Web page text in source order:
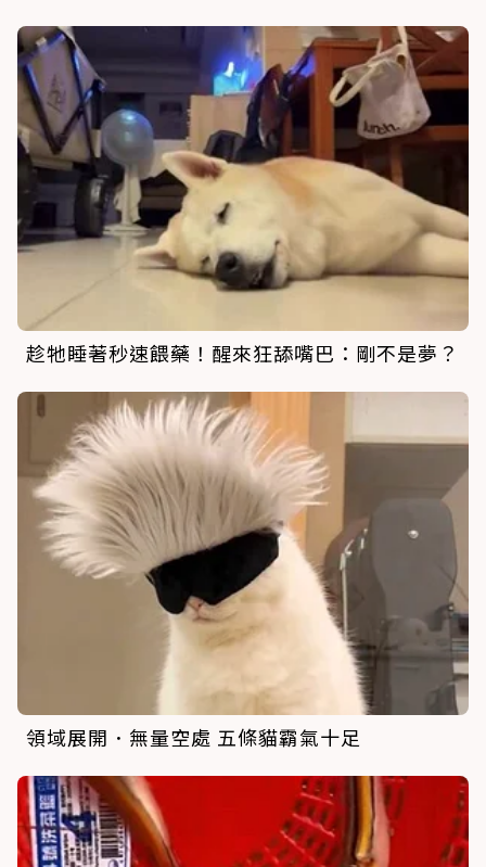
趁牠睡著秒速餵藥！醒來狂舔嘴巴：剛不是夢？
領域展開．無量空處 五條貓霸氣十足